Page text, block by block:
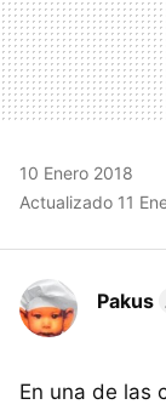
10 Enero 2018
Actualizado 11
Pakus
En una de las